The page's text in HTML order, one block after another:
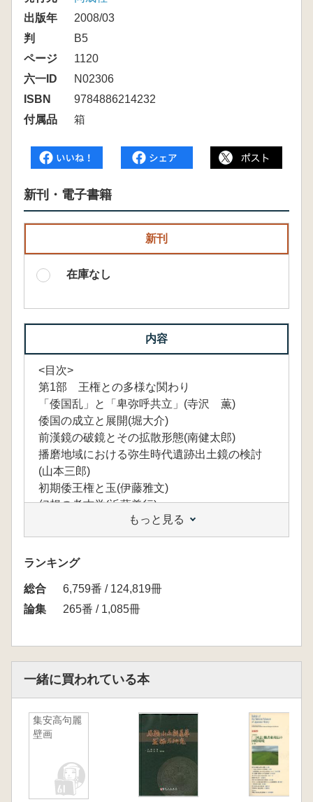
出版年
2008/03
判
B5
ページ
1120
六一ID
N02306
ISBN
9784886214232
付属品
箱
新刊・電子書籍
新刊
在庫なし
内容
<目次>
第1部 王権との多様な関わり
「倭国乱」と「卑弥呼共立」(寺沢 薫)
倭国の成立と展開(堀大介)
前漢鏡の破鏡とその拡散形態(南健太郎)
播磨地域における弥生時代遺跡出土鏡の検討
(山本三郎)
初期倭王権と玉(伊藤雅文)
幻想の考古学(近藤義行)
畿内の前半期古墳と古式土師器(米田敏幸)
東部九州への前方後円墳の波及(豊岡卓之)
前方後方墳と前方後方形周溝墓に関する一考察
(大島尚恭)
巨大古墳の築造(櫃本誠一)
河内王朝陵園論(森村健一)
琵琶湖をめぐる在地首長の動向と畿内中枢(用
田政晴)
考古地理学的観点による奈良盆地の弥生～古墳
時代の集落と環境に
「近江毛野臣」の考古学的検討(加部二生)
滋賀県における弥生時代建物の使用状況につい
もっと見る
ランキング
総合
6,759番 / 124,819冊
論集
265番 / 1,085冊
一緒に買われている本
集安高句麗
壁画